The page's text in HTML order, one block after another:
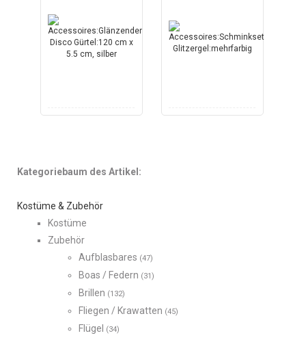
Kategoriebaum des Artikel:
Kostüme & Zubehör
Kostüme
Zubehör
Aufblasbares (47)
Boas / Federn (31)
Brillen (132)
Fliegen / Krawatten (45)
Flügel (34)